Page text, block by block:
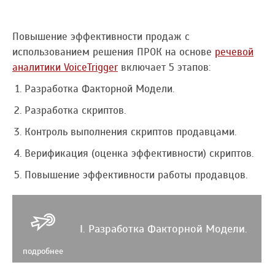
Повышение эффективности продаж с
использованием решения ПРОК на основе речевой
аналитики VoiceTrigger включает 5 этапов:
Разработка Факторной Модели.
Разработка скриптов.
Контроль выполнения скриптов продавцами.
Верификация (оценка эффективности) скриптов.
Повышение эффективности работы продавцов.
подробнее
I. Разработка Факторной Модели.